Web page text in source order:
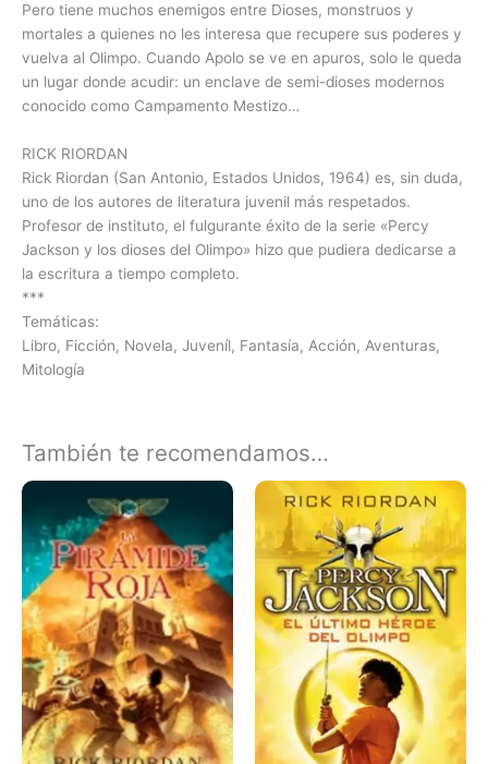
Pero tiene muchos enemigos entre Dioses, monstruos y
mortales a quienes no les interesa que recupere sus poderes y
vuelva al Olimpo. Cuando Apolo se ve en apuros, solo le queda
un lugar donde acudir: un enclave de semi-dioses modernos
conocido como Campamento Mestizo…
RICK RIORDAN
Rick Riordan (San Antonio, Estados Unidos, 1964) es, sin duda,
uno de los autores de literatura juvenil más respetados.
Profesor de instituto, el fulgurante éxito de la serie «Percy
Jackson y los dioses del Olimpo» hizo que pudiera dedicarse a
la escritura a tiempo completo.
***
Temáticas:
Libro, Ficción, Novela, Juveníl, Fantasía, Acción, Aventuras,
Mitología
También te recomendamos…